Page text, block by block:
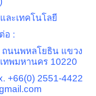
ละเทคโนโลยี
อ :
นนพหลโยธิน แขวง
ทพมหานคร 10220
+66(0) 2551-4422